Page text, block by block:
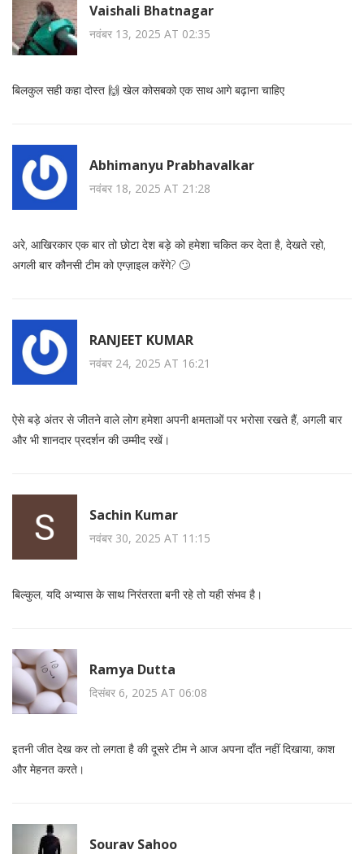
Vaishali Bhatnagar
नवंबर 13, 2025 AT 02:35
बिलकुल सही कहा दोस्त 🙌 खेल कोसबको एक साथ आगे बढ़ाना चाहिए
Abhimanyu Prabhavalkar
नवंबर 18, 2025 AT 21:28
अरे, आखिरकार एक बार तो छोटा देश बड़े को हमेशा चकित कर देता है, देखते रहो,
अगली बार कौनसी टीम को एग्ज़ाइल करेंगे? 🙄
RANJEET KUMAR
नवंबर 24, 2025 AT 16:21
ऐसे बड़े अंतर से जीतने वाले लोग हमेशा अपनी क्षमताओं पर भरोसा रखते हैं, अगली बार
और भी शानदार प्रदर्शन की उम्मीद रखें।
Sachin Kumar
नवंबर 30, 2025 AT 11:15
बिल्कुल, यदि अभ्यास के साथ निरंतरता बनी रहे तो यही संभव है।
Ramya Dutta
दिसंबर 6, 2025 AT 06:08
इतनी जीत देख कर तो लगता है की दूसरे टीम ने आज अपना दाँत नहीं दिखाया, काश
और मेहनत करते।
Sourav Sahoo